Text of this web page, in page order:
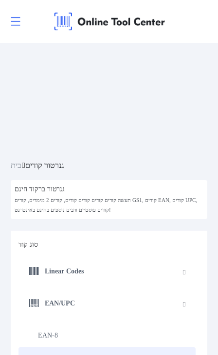
בית גנרטור קודים
גנרטור ברקוד חינם
תעשה קודים קודים קודים קודים, קודים 2 מימדים, קודים GS1, קודים EAN, קודים UPC,
קודים פוסטיים ורבים נוספים בחינם באינטרנט!
סוג קוד
Linear Codes
EAN/UPC
EAN-8